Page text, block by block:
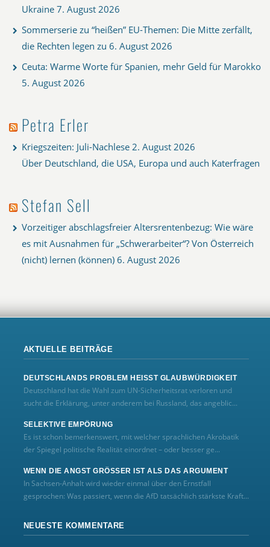
Ukraine 7. August 2026
Sommerserie zu “heißen” EU-Themen: Die Mitte zerfällt,
die Rechten legen zu 6. August 2026
Ceuta: Warme Worte für Spanien, mehr Geld für Marokko
5. August 2026
Petra Erler
Kriegszeiten: Juli-Nachlese 2. August 2026
Über Deutschland, die USA, Europa und auch Katerfragen
Stefan Sell
Vorzeitiger abschlagsfreier Altersrentenbezug: Wie wäre
es mit Ausnahmen für „Schwerarbeiter“? Von Österreich
(nicht) lernen (können) 6. August 2026
AKTUELLE BEITRÄGE
DEUTSCHLANDS PROBLEM HEISST GLAUBWÜRDIGKEIT
Deutschland hat die Wahl zum UN‑Sicherheitsrat verloren und
sucht die Erklärung, unter anderem bei Russland, das angeblic...
SELEKTIVE EMPÖRUNG
Es ist schon bemerkenswert, mit welcher sprachlichen Akrobatik
der Spiegel politische Realität einordnet – oder besser ge...
WENN DIE ANGST GRÖSSER IST ALS DAS ARGUMENT
In Sachsen-Anhalt wird wieder einmal über den Ernstfall
gesprochen: Was passiert, wenn die AfD tatsächlich stärkste Kraft...
NEUESTE KOMMENTARE